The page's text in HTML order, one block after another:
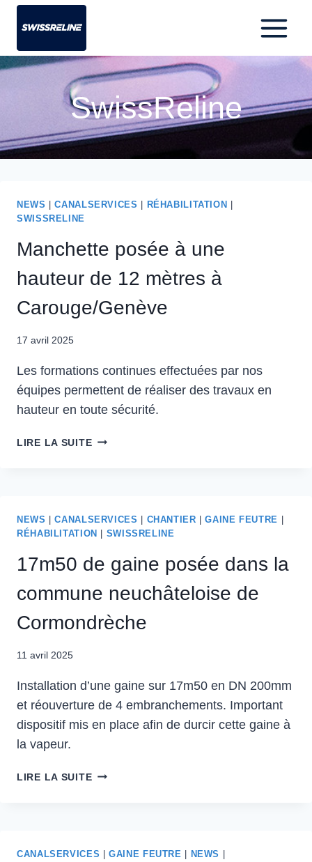
SwissReline
NEWS |CANALSERVICES RÉHABILITATION
SWISSRELINE
Manchette posée à une
hauteur de 12 mètres à
Carouge/Genève
17 avril 2025
Les formations continues effectuées par nos
équipes permettent de réaliser des travaux en
hauteur en toute sécurité.
LIRE LA SUITE
NEWS |CANALSERVICES CHANTIER |GAINE FEUTRE
RÉHABILITATION
SWISSRELINE
17m50 de gaine posée dans la
commune neuchâteloise de
Cormondrèche
11 avril 2025
Installation d’une gaine sur 17m50 en DN 200mm
et réouverture de 4 embranchements. Important
dispositif mis en place afin de durcir cette gaine à
la vapeur.
LIRE LA SUITE
CANALSERVICES |GAINE FEUTRE NEWS